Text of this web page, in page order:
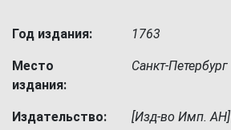
Год издания: 1763
Место
издания:
Санкт-Петербург
Издательство: [Изд-во Имп. АН]